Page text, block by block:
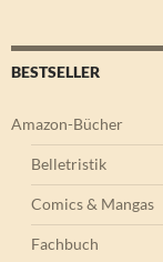
BESTSELLER
Amazon-Bücher
Belletristik
Comics & Mangas
Fachbuch